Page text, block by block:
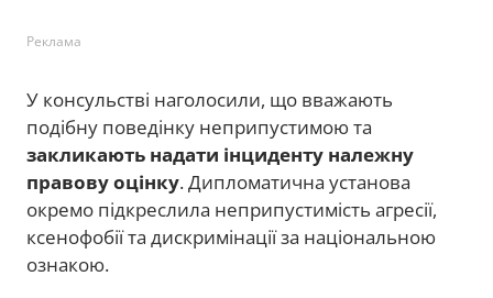
Реклама
У консульстві наголосили, що вважають
подібну поведінку неприпустимою та
закликають надати інциденту належну
правову оцінку. Дипломатична установа
окремо підкреслила неприпустимість агресії,
ксенофобії та дискримінації за національною
ознакою.